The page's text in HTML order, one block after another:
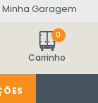
Minha Garagem
0